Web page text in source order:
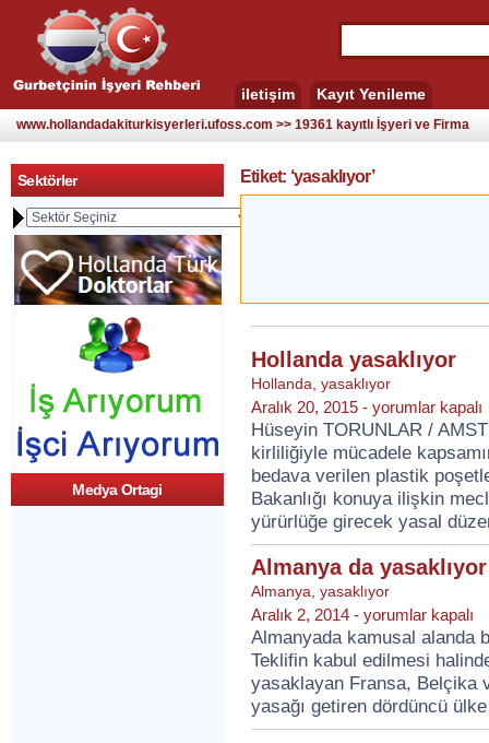
iletişim Kayıt Yenileme
www.hollandadakiturkisyerleri.ufoss.com >> 19361 kayıtlı İşyeri ve Firma
Sektörler
Medya Ortagi
Etiket: ‘yasaklıyor’
Hollanda yasaklıyor
Hollanda yasaklıyor
Aralık 20, 2015 - Hollanda
yasaklıyor
için
yorumlar kapalı
Hüseyin TORUNLAR /
kirliliğiyle mücadele
bedava verilen plastik
Bakanlığı konuya ilişkin
yürürlüğe girecek yasal
Almanya da yasaklıyor
Almanya yasaklıyor
Aralık 2, 2014 - Almanya
da
yasaklıyor
için
yorumlar kapalı
Almanyada kamusal alanda
Teklifin kabul edilmesi
yasaklayan Fransa, Belçika
yasağı getiren dördüncü